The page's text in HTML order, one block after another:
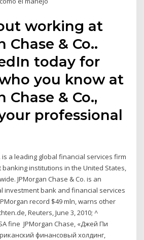
working at
Chase & Co..
today for
you know at
Chase & Co.,
professional
is a leading global financial services firm
institutions in the United States,
JPMorgan Chase & Co. is an
investment bank and financial services
record $49 mln, warns other
Reuters, June 3, 2010; ^
fine JPMorgan Chase, «Джей Пи
финансовый холдинг,